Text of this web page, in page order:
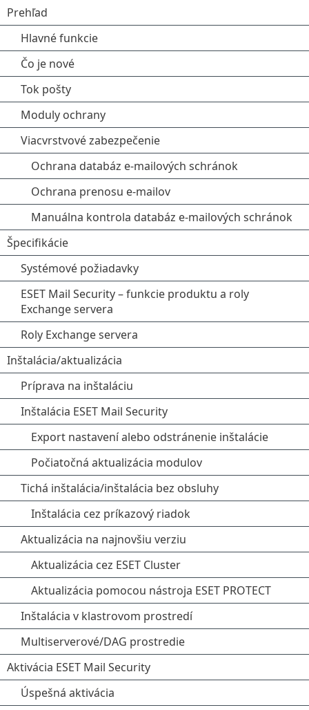
Prehľad
Hlavné funkcie
Čo je nové
Tok pošty
Moduly ochrany
Viacvrstvové zabezpečenie
Ochrana databáz e-mailových schránok
Ochrana prenosu e-mailov
Manuálna kontrola databáz e-mailových schránok
Špecifikácie
Systémové požiadavky
ESET Mail Security – funkcie produktu a roly
Exchange servera
Roly Exchange servera
Inštalácia/aktualizácia
Príprava na inštaláciu
Inštalácia ESET Mail Security
Export nastavení alebo odstránenie inštalácie
Počiatočná aktualizácia modulov
Tichá inštalácia/inštalácia bez obsluhy
Inštalácia cez príkazový riadok
Aktualizácia na najnovšiu verziu
Aktualizácia cez ESET Cluster
Aktualizácia pomocou nástroja ESET PROTECT
Inštalácia v klastrovom prostredí
Multiserverové/DAG prostredie
Aktivácia ESET Mail Security
Úspešná aktivácia